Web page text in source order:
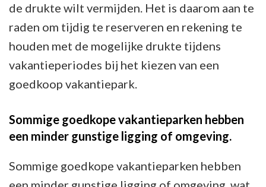
de drukte wilt vermijden. Het is daarom aan te
raden om tijdig te reserveren en rekening te
houden met de mogelijke drukte tijdens
vakantieperiodes bij het kiezen van een
goedkoop vakantiepark.
Sommige goedkope vakantieparken hebben
een minder gunstige ligging of omgeving.
Sommige goedkope vakantieparken hebben